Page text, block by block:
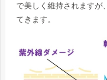
で美しく維持されますが
てきます。